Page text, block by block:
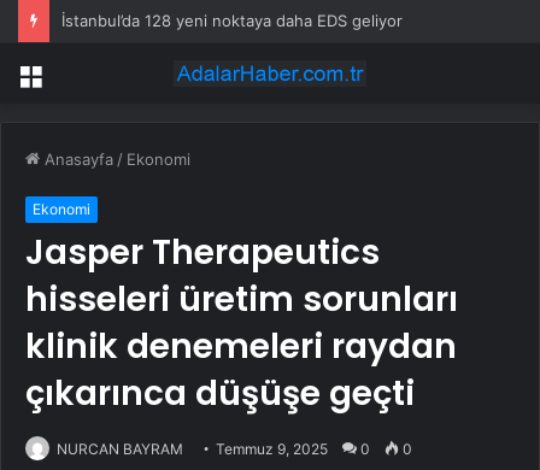
İstanbul’da 128 yeni noktaya daha EDS geliyor
Menü
Anasayfa / Ekonomi
Ekonomi
Jasper Therapeutics
hisseleri üretim sorunları
klinik denemeleri raydan
çıkarınca düşüşe geçti
NURCAN BAYRAM Temmuz 9, 2025 0 0